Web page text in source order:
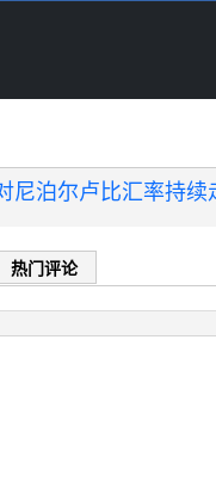
尼泊尔卢比汇率持
热门评论